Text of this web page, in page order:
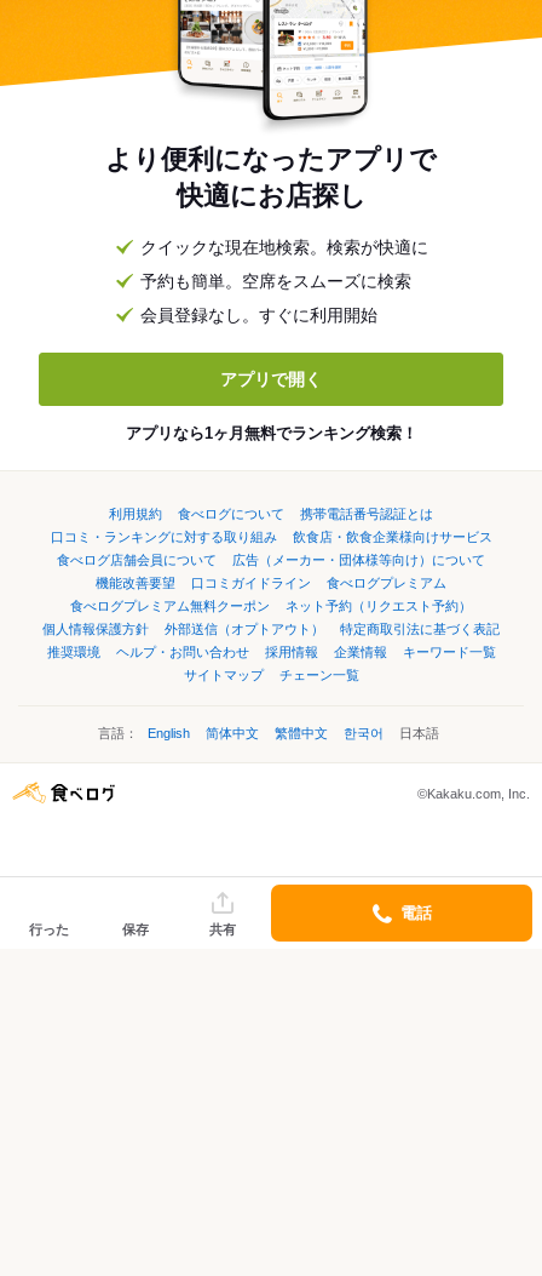
より便利になったアプリで
快適にお店探し
クイックな現在地検索。検索が快適に
予約も簡単。空席をスムーズに検索
会員登録なし。すぐに利用開始
アプリで開く
アプリなら1ヶ月無料でランキング検索！
利用規約 食べログについて
携帯電話番号認証とは
口コミ・ランキングに対する取り組み
飲食店・飲食企業様向けサービス
食べログ店舗会員について
広告（メーカー・団体様等向け）について
機能改善要望
口コミガイドライン
食べログプレミアム
食べログプレミアム無料クーポン
ネット予約（リクエスト予約）
個人情報保護方針
外部送信（オプトアウト）
特定商取引法に基づく表記
推奨環境
ヘルプ・お問い合わせ 採用情報 企業情報
キーワード一覧
サイトマップ
チェーン一覧
言語： English 简体中文 繁體中文 한국어 日本語
©Kakaku.com, Inc.
行った 保存 共有
電話